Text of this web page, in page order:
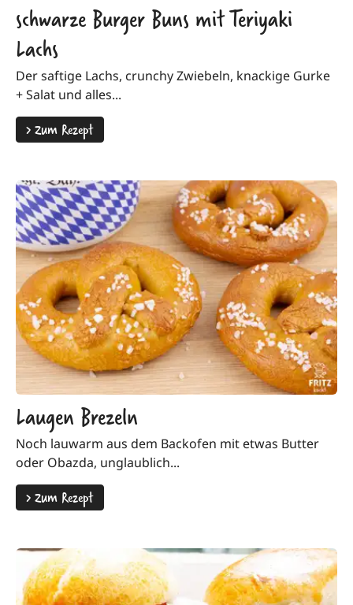
schwarze Burger Buns mit Teriyaki
Lachs
Der saftige Lachs, crunchy Zwiebeln, knackige Gurke
+ Salat und alles...
>Zum Rezept
Laugen Brezeln
Noch lauwarm aus dem Backofen mit etwas Butter
oder Obazda, unglaublich...
>Zum Rezept